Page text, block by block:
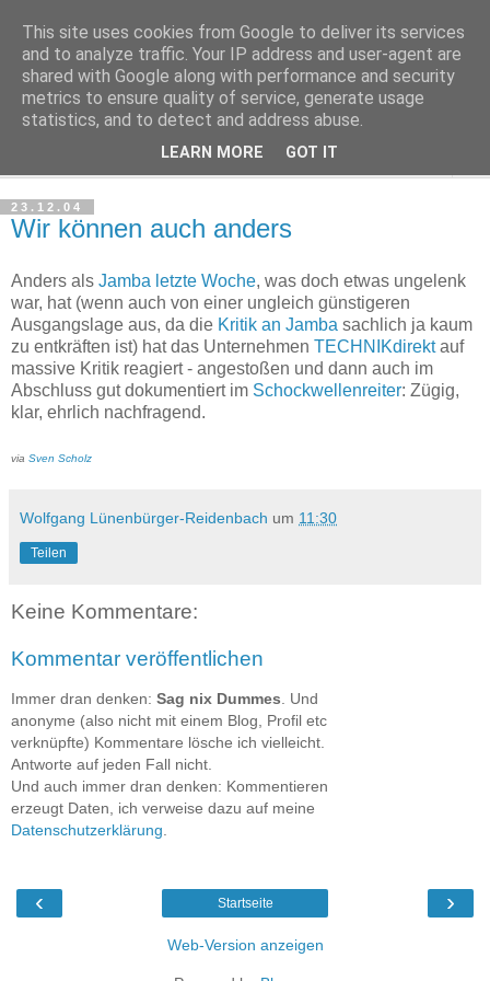
Haltungsturnen
Niveau sieht nur von unten aus wie Arroganz.
23.12.04
Wir können auch anders
Anders als Jamba letzte Woche, was doch etwas ungelenk
war, hat (wenn auch von einer ungleich günstigeren
Ausgangslage aus, da die Kritik an Jamba sachlich ja kaum
zu entkräften ist) hat das Unternehmen TECHNIKdirektauf
massive Kritik reagiert - angestoßen und dann auch im
Abschluss gut dokumentiert im Schockwellenreiter: Zügig,
klar, ehrlich nachfragend.
via Sven Scholz
Wolfgang Lünenbürger-Reidenbach um 11:30
Teilen
Keine Kommentare:
Kommentar veröffentlichen
Immer dran denken: Sag nix Dummes . Und
anonyme (also nicht mit einem Blog, Profil etc
verknüpfte) Kommentare lösche ich vielleicht.
Antworte auf jeden Fall nicht.
Und auch immer dran denken: Kommentieren
erzeugt Daten, ich verweise dazu auf meine
Datenschutzerklärung
‹ ›
Startseite
Web-Version anzeigen
This site uses cookies from Google to deliver its services
and to analyze traffic. Your IP address and user-agent are
shared with Google along with performance and security
metrics to ensure quality of service, generate usage
statistics, and to detect and address abuse.
LEARN MORE GOT IT